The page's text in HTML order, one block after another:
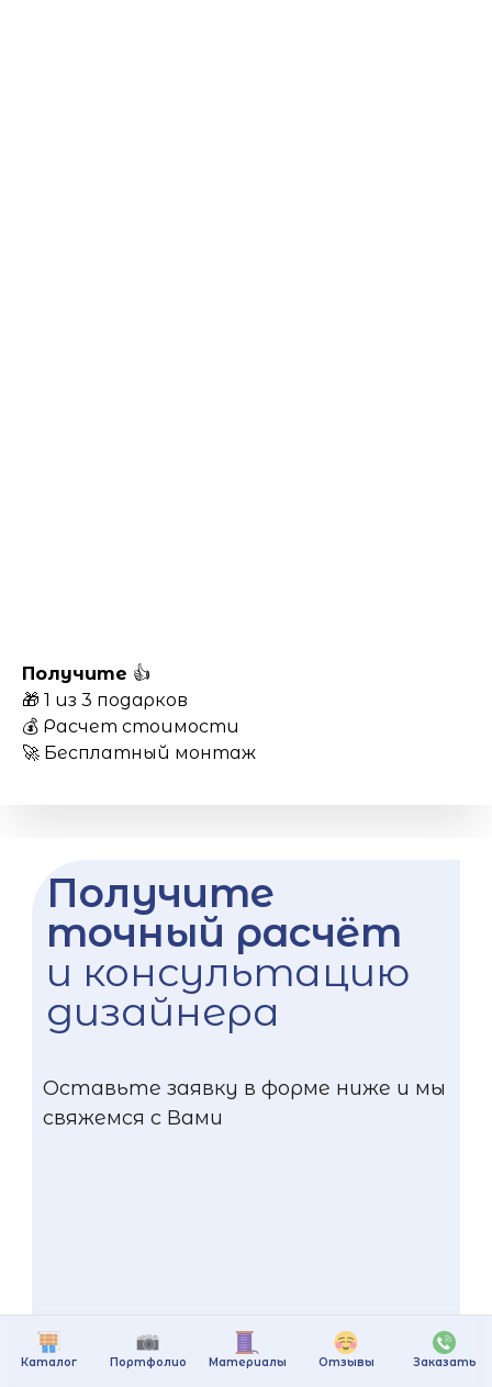
Каталог Портфолио Материалы Отзывы Заказать
Получите 👍
🎁 1 из 3 подарков
💰 Расчет стоимости
🚀 Бесплатный монтаж
Получите
точный расчёт
и консультацию
дизайнера
Оставьте заявку в форме ниже и мы
свяжемся с Вами